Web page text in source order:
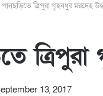
পানছড়িতে ত্রিপুরা গৃহবধুর মরদেহ
13, 2017